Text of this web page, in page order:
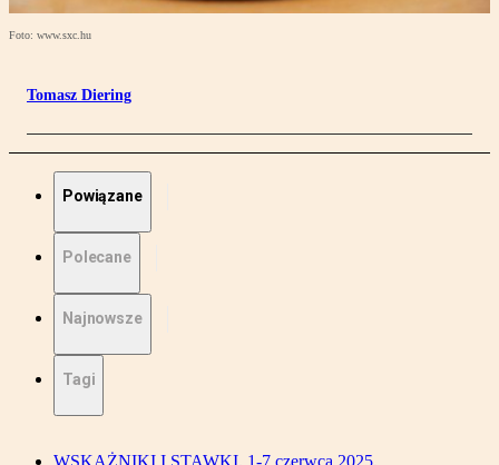
Foto: www.sxc.hu
Tomasz Diering
Powiązane
Polecane
Najnowsze
Tagi
WSKAŻNIKI I STAWKI. 1-7 czerwca 2025.